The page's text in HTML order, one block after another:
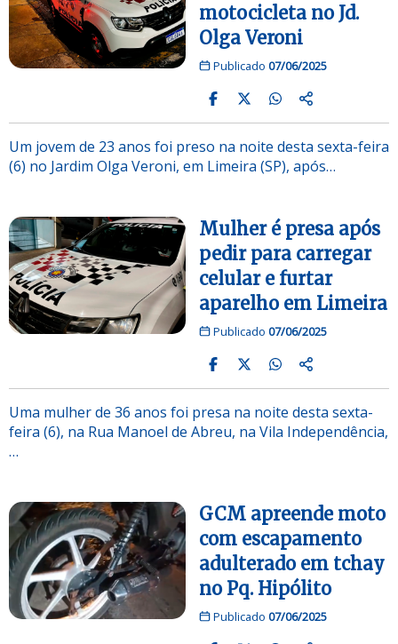
motocicleta no Jd.
Olga Veroni
Publicado 07/06/2025
Um jovem de 23 anos foi preso na noite desta sexta-feira
(6) no Jardim Olga Veroni, em Limeira (SP), após…
Mulher é presa após
pedir para carregar
celular e furtar
aparelho em Limeira
Publicado 07/06/2025
Uma mulher de 36 anos foi presa na noite desta sexta-
feira (6), na Rua Manoel de Abreu, na Vila Independência,
…
GCM apreende moto
com escapamento
adulterado em tchay
no Pq. Hipólito
Publicado 07/06/2025